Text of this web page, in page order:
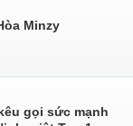
Minzy
gọi sức mạnh